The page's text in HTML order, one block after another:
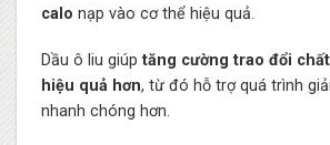
calo nạp vào cơ thể hiệu quả.
Dầu ô liu giúp tăng cường trao đổi chất
hiệu quả hơn, từ đó hỗ trợ quá trình
nhanh chóng hơn.